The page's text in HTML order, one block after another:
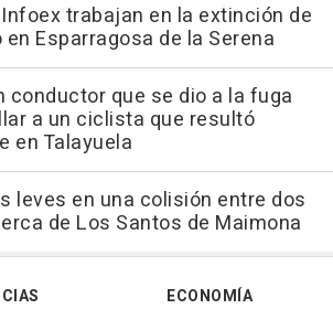
trabajan en la extinción de
Esparragosa de la Serena
conductor que se dio a la fuga
a un ciclista que resultó
en Talayuela
leves en una colisión entre dos
de Los Santos de Maimona
ECONOMÍA